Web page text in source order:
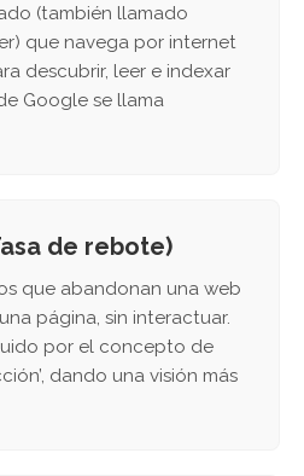
(también llamado
que navega por internet
descubrir, leer e indexar
Google se llama
de rebote)
que abandonan una web
página, sin interactuar.
por el concepto de
dando una visión más